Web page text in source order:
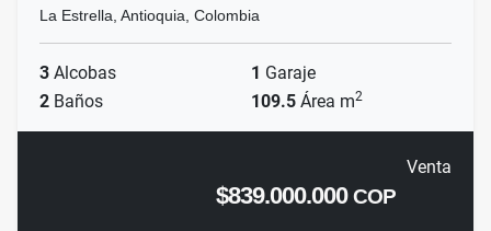
La Estrella, Antioquia, Colombia
3 Alcobas 1 Garaje
2 Baños 109.5 Área m2
Venta
$839.000.000COP